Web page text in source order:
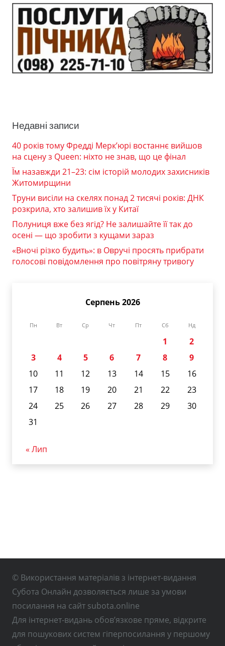
Недавні записи
40 років тому Фредді Мерк’юрі востаннє вийшов
на сцену з Queen: ніхто не знав, що це фінал
Їм назавжди 21–23: сім історій молодих захисників
Житомирщини
Труни висіли на скелях понад 2 тисячі років: ДНК
розкрила, хто залишив їх у Китаї
Полуниця вже без ягід? Не залишайте її так до
осені — що зробити з кущами зараз
«Вночі різко будить»: в Овручі просять прибрати
голосові повідомлення про повітряну тривогу
Серпень 2026
Пн Вт Ср Чт Пт Сб Нд
1
2
3
4 5 6 7 8
9
10
11 12 13 14 15
16
17
18 19 20 21 22
23
24
25 26 27 28 29
30
31
« Лип
© Використання матеріалів з інтернет-видання
Субота Онлайн дозволяється лише за умови
посилання на сайт subota.online
Для інтернет-видань обов’язкове пряме, відкрите
для пошукових систем гіперпосилання у першому